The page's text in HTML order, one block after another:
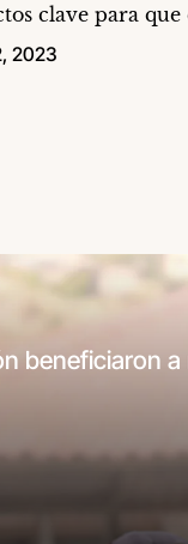
clave para
2023
beneficiaron